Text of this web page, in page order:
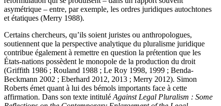
asymétrique – entre, par exemple, les ordres juridiques autochtones
et étatiques (Merry 1988).
Certains chercheurs, qu’ils soient juristes ou anthropologues,
soutiennent que la perspective analytique du pluralisme juridique
contribue également à remettre en question la prétention que les
États-nations possèdent le monopole de la production du droit
(Griffith 1986 ; Rouland 1988 ; Le Roy 1998, 1999 ; Benda-
Beckmann 2002 ; Eberhard 2012, 2013 ; Merry 2012). Simon
Roberts émet quant à lui des bémols importants face à cette
affirmation. Dans son texte intitulé Against Legal Pluralism : Some